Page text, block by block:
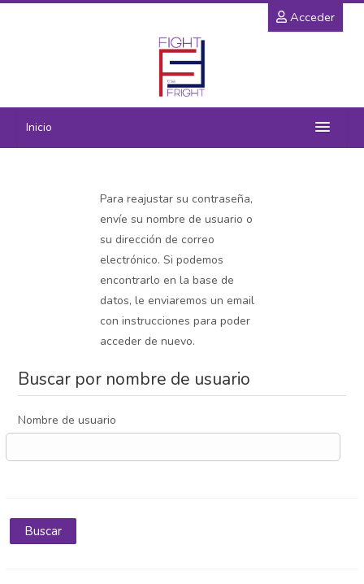
Acceder
Inicio
Noticias
Contacto
Para reajustar su contraseña,
envíe su nombre de usuario o
su dirección de correo
electrónico. Si podemos
encontrarlo en la base de
datos, le enviaremos un email
con instrucciones para poder
acceder de nuevo.
Buscar por nombre de usuario
Nombre de usuario